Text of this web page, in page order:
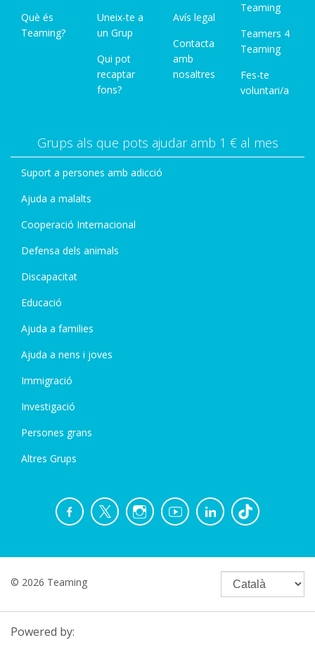
Què és
Teaming?
Uneix-te a
un Grup
Qui pot
recaptar
fons?
Avís legal
Contacta
amb
nosaltres
Teaming
Teamers 4
Teaming
Fes-te
voluntari/a
Grups als que pots ajudar amb 1 € al mes
Suport a persones amb adicció
Ajuda a malalts
Cooperació Internacional
Defensa dels animals
Discapacitat
Educació
Ajuda a families
Ajuda a nens i joves
Immigració
Investigació
Persones grans
Altres Grups
© 2026 Teaming
Powered by: